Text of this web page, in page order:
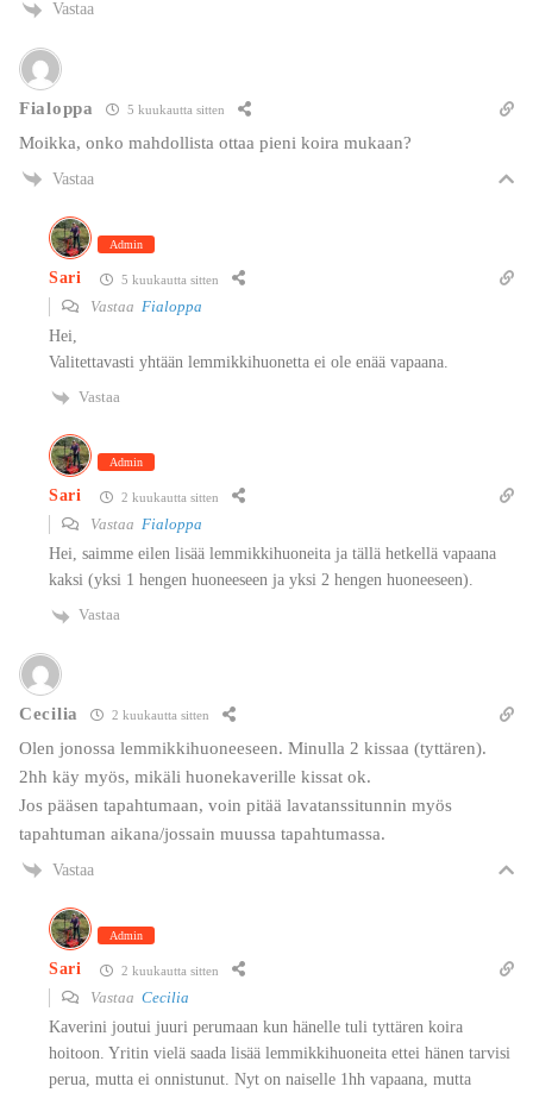
Vastaa
Fialoppa 5 kuukautta sitten
Moikka, onko mahdollista ottaa pieni koira mukaan?
Vastaa
Admin
Sari 5 kuukautta sitten
Vastaa Fialoppa
Hei,
Valitettavasti yhtään lemmikkihuonetta ei ole enää vapaana.
Vastaa
Admin
Sari 2 kuukautta sitten
Vastaa Fialoppa
Hei, saimme eilen lisää lemmikkihuoneita ja tällä hetkellä vapaana
kaksi (yksi 1 hengen huoneeseen ja yksi 2 hengen huoneeseen).
Vastaa
Cecilia 2 kuukautta sitten
Olen jonossa lemmikkihuoneeseen. Minulla 2 kissaa (tyttären).
2hh käy myös, mikäli huonekaverille kissat ok.
Jos pääsen tapahtumaan, voin pitää lavatanssitunnin myös
tapahtuman aikana/jossain muussa tapahtumassa.
Vastaa
Admin
Sari 2 kuukautta sitten
Vastaa Cecilia
Kaverini joutui juuri perumaan kun hänelle tuli tyttären koira
hoitoon. Yritin vielä saada lisää lemmikkihuoneita ettei hänen tarvisi
perua, mutta ei onnistunut. Nyt on naiselle 1hh vapaana, mutta